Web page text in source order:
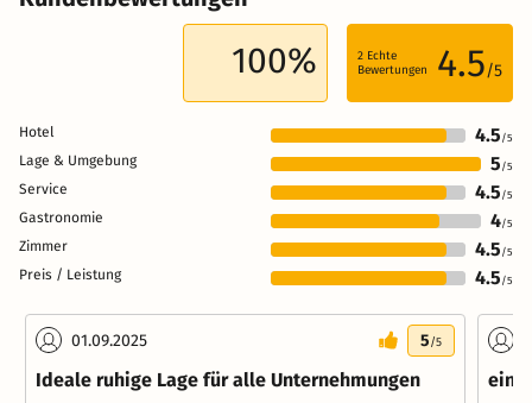
100% 2 Echte
Bewertungen
4.5/5
Hotel 4.5 /5
Lage & Umgebung 5 /5
Service 4.5 /5
Gastronomie 4/5
Zimmer 4.5 /5
Preis / Leistung 4.5 /5
01.09.2025 5/5
Ideale ruhige Lage für alle Unternehmungen